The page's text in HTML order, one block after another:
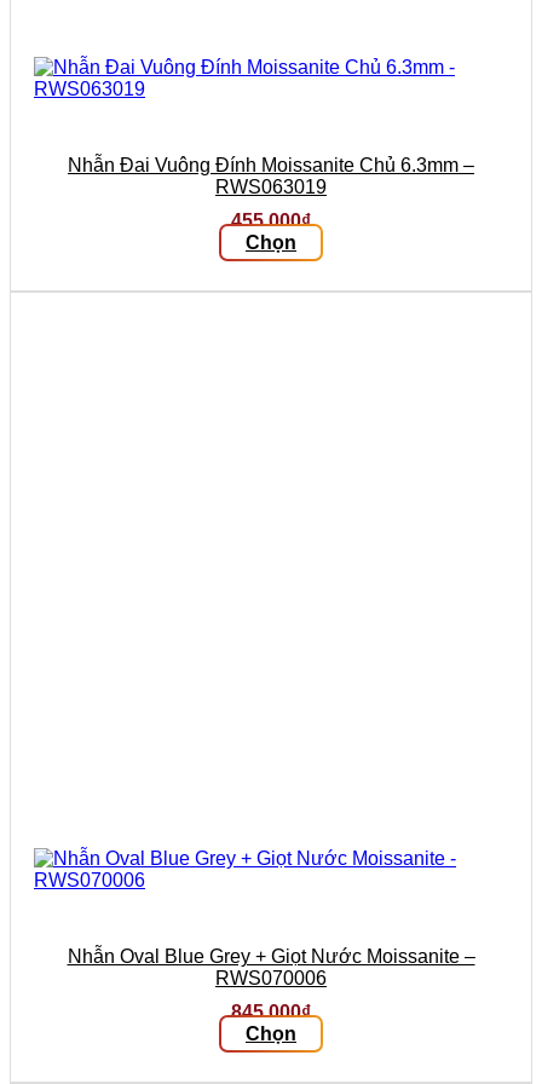
Nhẫn Đai Vuông Đính Moissanite Chủ 6.3mm –
RWS063019
455.000₫
Chọn
Sản
Nhẫn Oval Blue Grey + Giọt Nước Moissanite –
RWS070006
845.000₫
Chọn
Sản